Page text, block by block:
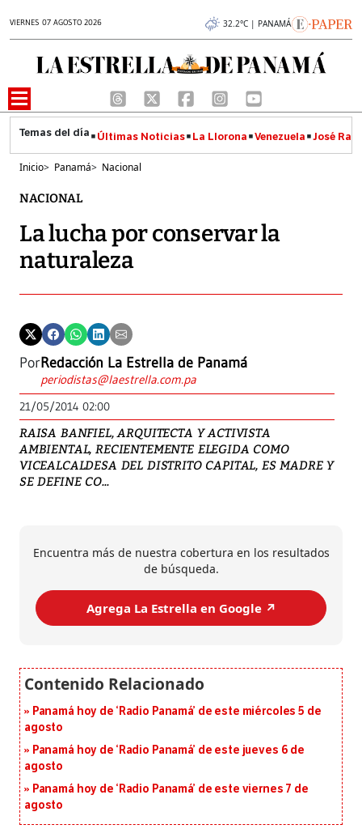
VIERNES 07 AGOSTO 2026 32.2°C | PANAMÁ
Últimas Noticias La Llorona Venezuela José
Inicio> Panamá> Nacional
NACIONAL
La lucha por conservar la
naturaleza
PorRedacción La Estrella de Panamá
periodistas@laestrella.com.pa
21/05/2014 02:00
RAISA BANFIEL, ARQUITECTA Y ACTIVISTA
AMBIENTAL, RECIENTEMENTE ELEGIDA COMO
VICEALCALDESA DEL DISTRITO CAPITAL, ES MADRE Y
SE DEFINE CO...
Encuentra más de nuestra cobertura en los resultados
de búsqueda.
Agrega La Estrella en Google ↗️
Panamá hoy de ‘Radio Panamá’ de este miércoles 5 de
agosto
Panamá hoy de ‘Radio Panamá’ de este jueves 6 de
agosto
Panamá hoy de ‘Radio Panamá’ de este viernes 7 de
agosto